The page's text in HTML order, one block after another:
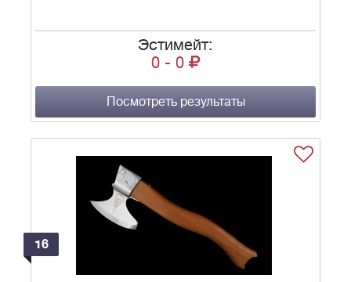
Эстимейт:
0 - 0
Посмотреть результаты
16